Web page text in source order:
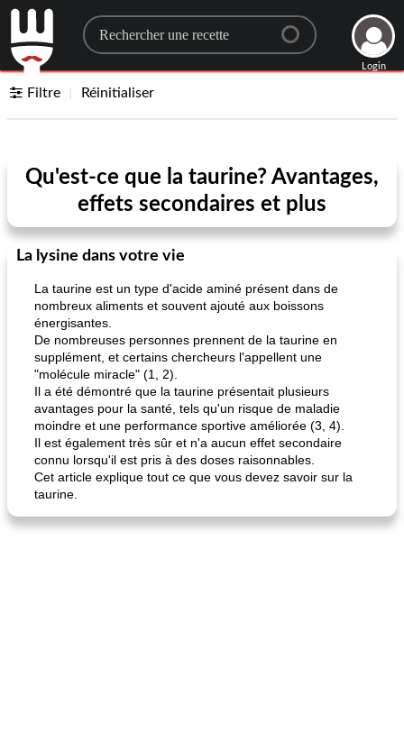
Search for a recipe
Login
Filtre Réinitialiser
Qu'est-ce que la taurine? Avantages,
effets secondaires et plus
La lysine dans votre vie
La taurine est un type d'acide aminé présent dans de
nombreux aliments et souvent ajouté aux boissons
énergisantes.
De nombreuses personnes prennent de la taurine en
supplément, et certains chercheurs l'appellent une
"molécule miracle" (1, 2).
Il a été démontré que la taurine présentait plusieurs
avantages pour la santé, tels qu'un risque de maladie
moindre et une performance sportive améliorée (3, 4).
Il est également très sûr et n'a aucun effet secondaire
connu lorsqu'il est pris à des doses raisonnables.
Cet article explique tout ce que vous devez savoir sur la
taurine.